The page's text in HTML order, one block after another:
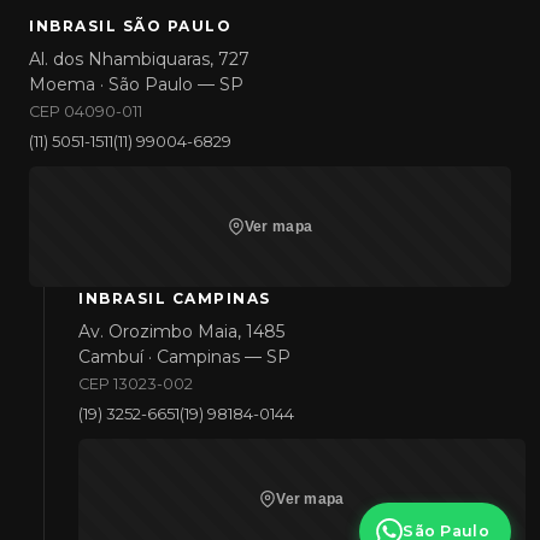
INBRASIL SÃO PAULO
Al. dos Nhambiquaras, 727
Moema · São Paulo — SP
CEP 04090-011
(11) 5051-1511(11) 99004-6829
Ver mapa
INBRASIL CAMPINAS
Av. Orozimbo Maia, 1485
Cambuí · Campinas — SP
CEP 13023-002
(19) 3252-6651(19) 98184-0144
Ver mapa
São Paulo